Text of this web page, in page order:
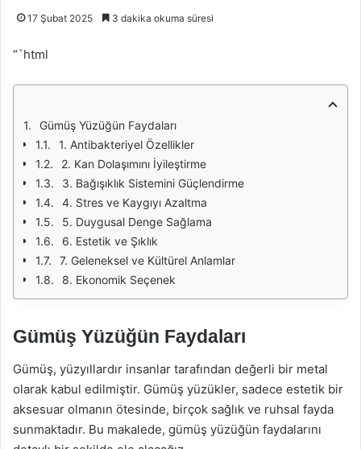
17 Şubat 2025 3 dakika okuma süresi
“`html
Gümüş Yüzüğün Faydaları
1. Antibakteriyel Özellikler
2. Kan Dolaşımını İyileştirme
3. Bağışıklık Sistemini Güçlendirme
4. Stres ve Kaygıyı Azaltma
5. Duygusal Denge Sağlama
6. Estetik ve Şıklık
7. Geleneksel ve Kültürel Anlamlar
8. Ekonomik Seçenek
Gümüş Yüzüğün Faydaları
Gümüş, yüzyıllardır insanlar tarafından değerli bir metal
olarak kabul edilmiştir. Gümüş yüzükler, sadece estetik bir
aksesuar olmanın ötesinde, birçok sağlık ve ruhsal fayda
sunmaktadır. Bu makalede, gümüş yüzüğün faydalarını